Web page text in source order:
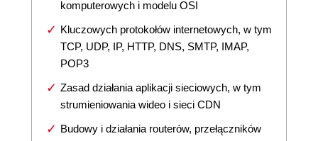
komputerowych i modelu OSI
Kluczowych protokołów internetowych, w tym
TCP, UDP, IP, HTTP, DNS, SMTP, IMAP,
POP3
Zasad działania aplikacji sieciowych, w tym
strumieniowania wideo i sieci CDN
Budowy i działania routerów, przełączników